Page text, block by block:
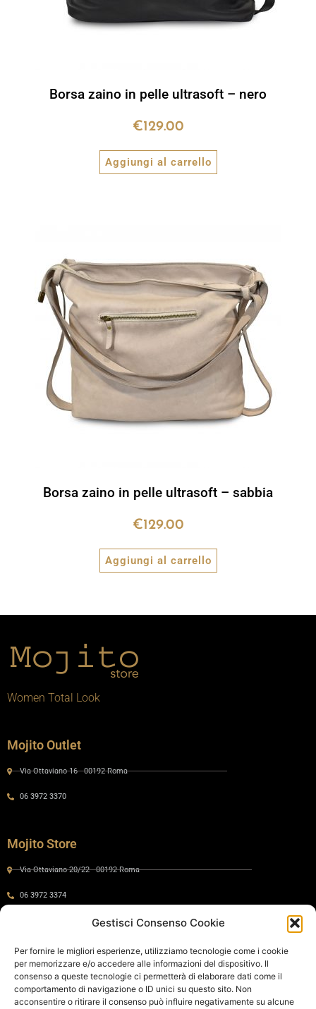
Gestisci Consenso Cookie
Per fornire le migliori esperienze, utilizziamo tecnologie come i cookie
per memorizzare e/o accedere alle informazioni del dispositivo. Il
consenso a queste tecnologie ci permetterà di elaborare dati come il
comportamento di navigazione o ID unici su questo sito. Non
acconsentire o ritirare il consenso può influire negativamente su alcune
Borsa zaino in pelle ultrasoft – nero
€129.00
Aggiungi al carrello
Borsa zaino in pelle ultrasoft – sabbia
€129.00
Aggiungi al carrello
Women Total Look
Mojito Outlet
Via Ottaviano 16 - 00192 Roma
06 3972 3370
Mojito Store
Via Ottaviano 20/22 - 00192 Roma
06 3972 3374
Via Ottaviano 24 - 00192 Roma
06 575 8821